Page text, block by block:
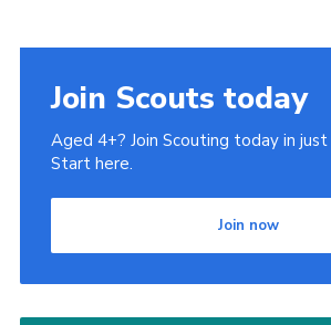
Join Scouts today
Aged 4+? Join Scouting today in just
Start here.
Join now